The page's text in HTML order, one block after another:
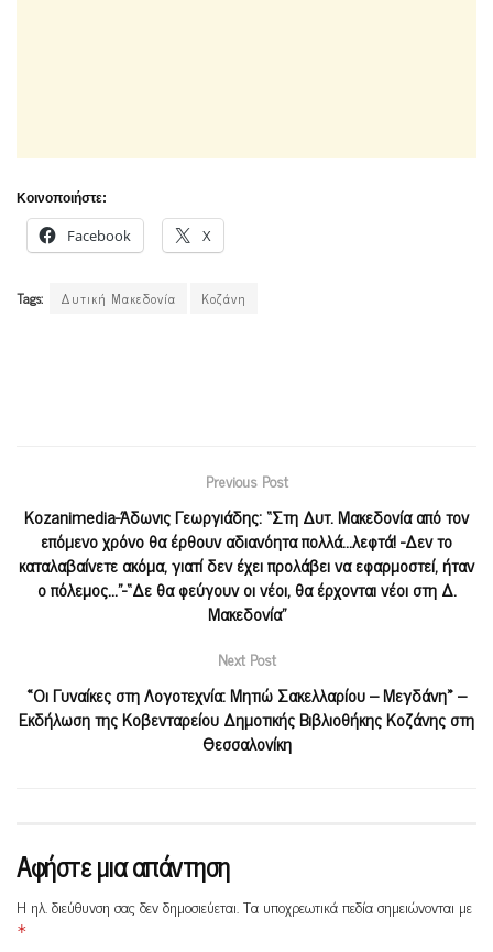
Κοινοποιήστε:
Facebook X
Tags: Δυτική Μακεδονία Κοζάνη
Previous Post
Kozanimedia-Άδωνις Γεωργιάδης: “Στη Δυτ. Μακεδονία από τον
επόμενο χρόνο θα έρθουν αδιανόητα πολλά…λεφτά! -Δεν το
καταλαβαίνετε ακόμα, γιατί δεν έχει προλάβει να εφαρμοστεί, ήταν
ο πόλεμος…”-“Δε θα φεύγουν οι νέοι, θα έρχονται νέοι στη Δ.
Μακεδονία”
Next Post
«Οι Γυναίκες στη Λογοτεχνία: Μητιώ Σακελλαρίου – Μεγδάνη» –
Εκδήλωση της Κοβενταρείου Δημοτικής Βιβλιοθήκης Κοζάνης στη
Θεσσαλονίκη
Αφήστε μια απάντηση
Η ηλ. διεύθυνση σας δεν δημοσιεύεται.Τα υποχρεωτικά πεδία σημειώνονται με
*